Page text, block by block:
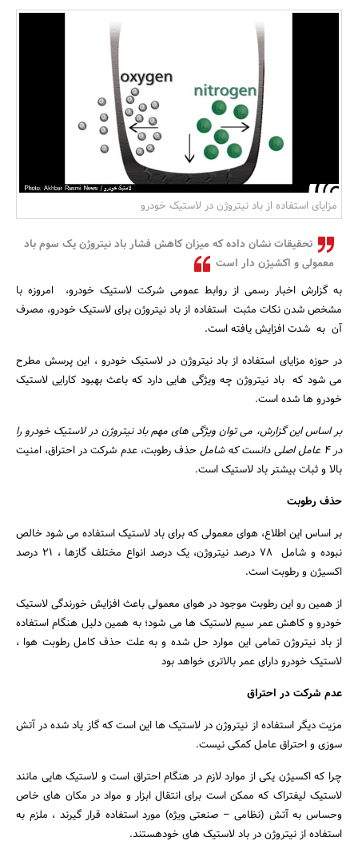
جستجو
مزایای استفاده از باد نیتروژن در لاستیک خودرو
تحقیقات نشان داده که میزان کاهش فشار باد نیتروژن یک سوم باد
معمولی و اکشیژن دار است
به گزارش اخبار رسمی از روابط عمومی شرکت لاستیک خودرو، امروزه با
مشخص شدن نکات مثبت استفاده از باد نیتروژن برای لاستیک خودرو، مصرف
آن به شدت افزایش یافته است.
در حوزه مزایای استفاده از باد نیتروژن در لاستیک خودرو ، این پرسش مطرح
می شود که باد نیتروژن چه ویژگی هایی دارد که باعث بهبود کارایی لاستیک
خودرو ها شده است.
بر اساس این گزارش، می توان ویژگی های مهم باد نیتروژن در لاستیک خودرو را
در 4 عامل اصلی دانست که شامل
حذف رطوبت، عدم شرکت در احتراق، امنیت
بالا و ثبات بیشتر باد لاستیک است.
حذف رطوبت
بر اساس این اطلاع، هوای معمولی که برای باد لاستیک استفاده می شود خالص
نبوده و شامل 78 درصد نیتروژن، یک درصد انواع مختلف گازها ، 21 درصد
اکسیژن و رطوبت است.
از همین رو این رطوبت موجود در هوای معمولی باعث افزایش خورندگی لاستیک
خودرو و کاهش عمر سیم لاستیک ها می شود؛ به همین دلیل هنگام استفاده
از باد نیتروژن تمامی این موارد حل شده و به علت حذف کامل رطوبت هوا ،
لاستیک خودرو دارای عمر بالاتری خواهد بود
عدم شرکت در احتراق
مزیت دیگر استفاده از نیتروژن در لاستیک ها این است که گاز یاد شده در آتش
سوزی و احتراق عامل کمکی نیست.
چرا که اکسیژن یکی از موارد لازم در هنگام احتراق است و لاستیک هایی مانند
لاستیک لیفتراک که ممکن است برای انتقال ابزار و مواد در مکان های خاص
وحساس به آتش (نظامی – صنعتی ویژه) مورد استفاده قرار گیرند ، ملزم به
استفاده از نیتروژن در باد لاستیک های خودهستند.